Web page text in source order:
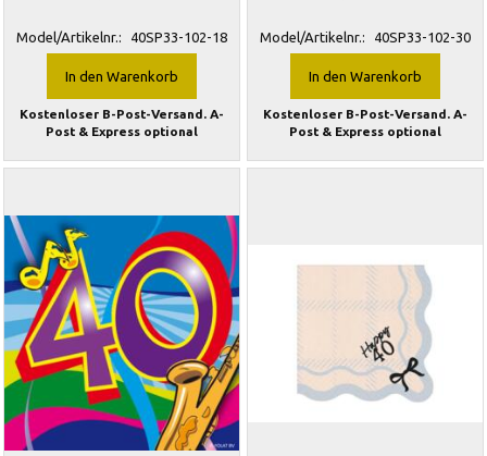
Model/Artikelnr.: 40SP33-102-18
In den Warenkorb
Kostenloser B-Post-Versand. A-
Post & Express optional
Model/Artikelnr.: 40SP33-102-30
In den Warenkorb
Kostenloser B-Post-Versand. A-
Post & Express optional